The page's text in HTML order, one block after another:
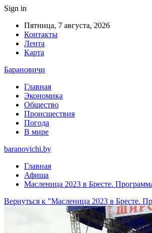
Sign in
Пятница, 7 августа, 2026
Контакты
Лента
Карта
Барановичи
Главная
Экономика
Общество
Происшествия
Погода
В мире
baranovichi.by
Главная
Афиша
Масленица 2023 в Бресте.
Вернуться к "Масленица 2023 в Бресте.